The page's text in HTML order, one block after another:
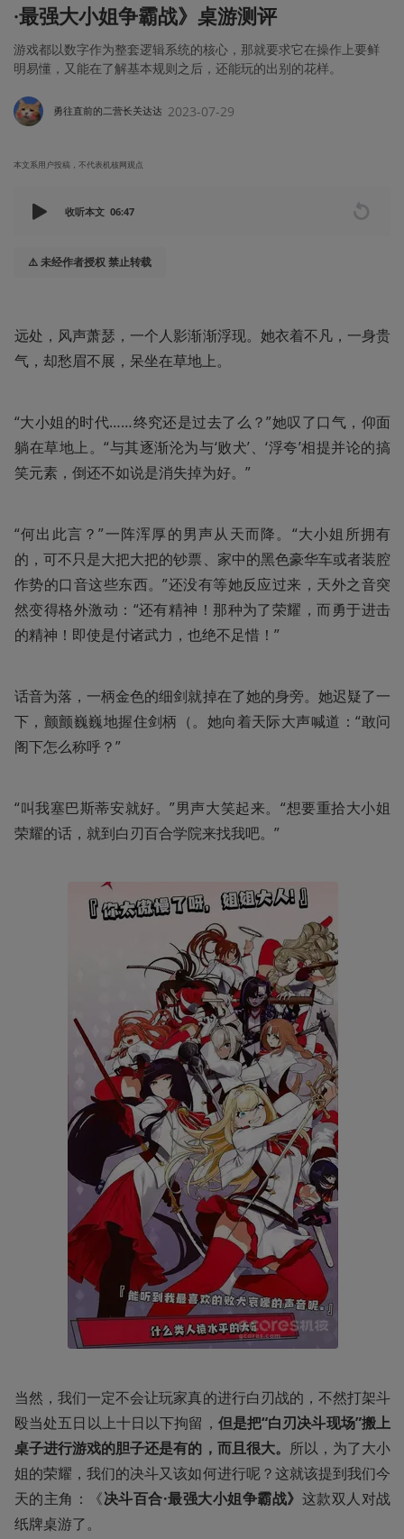
·最强大小姐争霸战》桌游测评
游戏都以数字作为整套逻辑系统的核心，那就要求它在操作上要鲜
明易懂，又能在了解基本规则之后，还能玩的出别的花样。
勇往直前的二营长关达达 2023-07-29
本文系用户投稿，不代表机核网观点
收听本文 06:47
⚠️ 未经作者授权 禁止转载
远处，风声萧瑟，一个人影渐渐浮现。她衣着不凡，一身贵
气，却愁眉不展，呆坐在草地上。
“大小姐的时代……终究还是过去了么？”她叹了口气，仰面
躺在草地上。“与其逐渐沦为与‘败犬’、‘浮夸’相提并论的搞
笑元素，倒还不如说是消失掉为好。”
“何出此言？”一阵浑厚的男声从天而降。“大小姐所拥有
的，可不只是大把大把的钞票、家中的黑色豪华车或者装腔
作势的口音这些东西。”还没有等她反应过来，天外之音突
然变得格外激动：“还有精神！那种为了荣耀，而勇于进击
的精神！即使是付诸武力，也绝不足惜！”
话音为落，一柄金色的细剑就掉在了她的身旁。她迟疑了一
下，颤颤巍巍地握住剑柄（。她向着天际大声喊道：“敢问
阁下怎么称呼？”
“叫我塞巴斯蒂安就好。”男声大笑起来。“想要重拾大小姐
荣耀的话，就到白刃百合学院来找我吧。”
当然，我们一定不会让玩家真的进行白刃战的，不然打架斗
殴当处五日以上十日以下拘留， 但是把“白刃决斗现场”搬上
桌子进行游戏的胆子还是有的，而且很大。 所以，为了大小
姐的荣耀，我们的决斗又该如何进行呢？这就该提到我们今
天的主角：《决斗百合·最强大小姐争霸战》 这款双人对战
纸牌桌游了。